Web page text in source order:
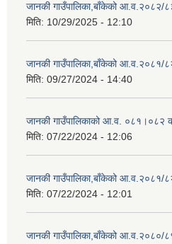
जानकी गाउँपालिका,बाँकेको आ.व.२०८२/
मिति: 10/29/2025 - 12:10
जानकी गाउँपालिका,बाँकेको आ.व.२०८१/
मिति: 09/27/2024 - 14:40
जानकी गाउँपालिकाको आ.व. ०८१।०८२
मिति: 07/22/2024 - 12:06
जानकी गाउँपालिका,बाँकेको आ.व.२०८१/
मिति: 07/22/2024 - 12:01
जानकी गाउँपालिका,बाँकेको आ.व.२०८०/